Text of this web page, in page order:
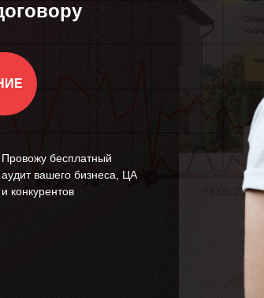
Провожу бесплатный
аудит вашего бизнеса, ЦА
и конкурентов